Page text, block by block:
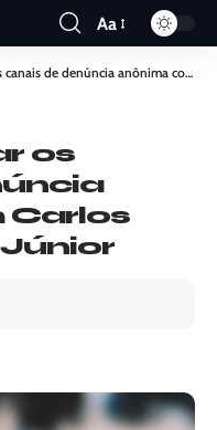
Aa
anônima com Carlos Alberto Arges Júnior
os
Carlos